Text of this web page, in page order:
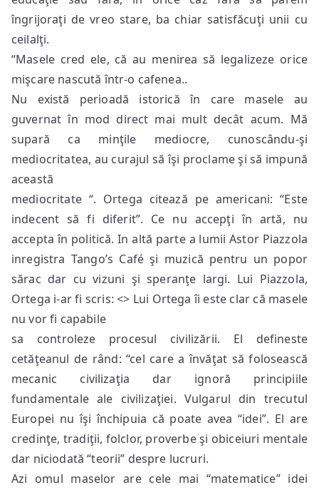
îngrijoraţi de vreo stare, ba chiar satisfăcuţi unii cu
ceilalţi.
“Masele cred ele, că au menirea să legalizeze orice
mişcare nascută într-o cafenea..
Nu există perioadă istorică în care masele au
guvernat în mod direct mai mult decât acum. Mă
supară ca minţile mediocre, cunoscându-şi
mediocritatea, au curajul să îşi proclame şi să impună
această
mediocritate “. Ortega citează pe americani: “Este
indecent să fi diferit”. Ce nu accepţi în artă, nu
accepta în politică. In altă parte a lumii Astor Piazzola
inregistra Tango’s Café şi muzică pentru un popor
sărac dar cu vizuni şi speranţe largi. Lui Piazzola,
Ortega i-ar fi scris: <> Lui Ortega îi este clar că masele
nu vor fi capabile
sa controleze procesul civilizării. El defineste
cetăţeanul de rând: “cel care a învăţat să folosească
mecanic civilizaţia dar ignoră principiile
fundamentale ale civilizaţiei. Vulgarul din trecutul
Europei nu îşi închipuia că poate avea “idei”. El are
credinţe, tradiţii, folclor, proverbe şi obiceiuri mentale
dar niciodată “teorii” despre lucruri.
Azi omul maselor are cele mai “matematice” idei